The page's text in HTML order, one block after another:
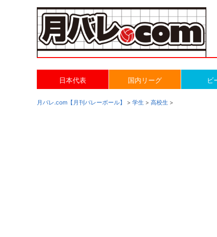
日本代表 国内リーグ ビ
月バレ.com【月刊バレーボール】 > 学生 > 高校生 >